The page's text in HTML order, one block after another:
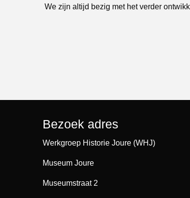
We zijn altijd bezig met het verder
Bezoek adres
Werkgroep Historie Joure (WHJ)
Museum Joure
Museumstraat 2